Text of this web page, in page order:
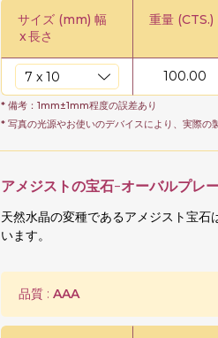
サイズ (mm) 幅
x長さ
重量 (CTS.)
100.00
* 備考：1mm±1mm程度の誤差あり
* 写真の光源やお使いのデバイスにより、実際の
アメジストの宝石-オーバルプレ
天然水晶の変種であるアメジスト宝
います。
品質 : AAA